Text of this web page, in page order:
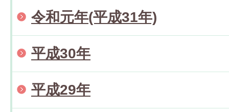
令和元年(平成31年)
平成30年
平成29年